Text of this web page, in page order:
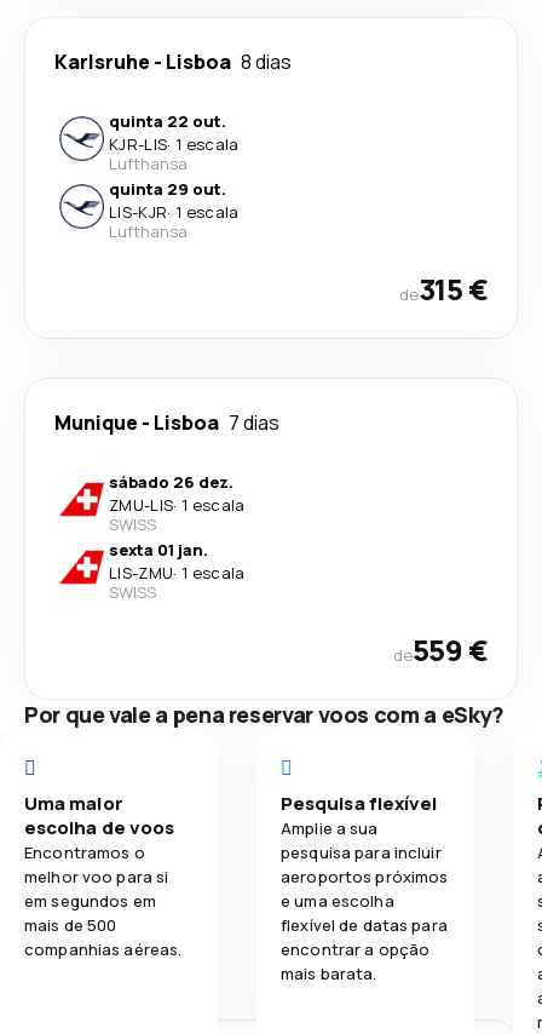
Karlsruhe - Lisboa 8 dias
quinta 22 out.
KJR-LIS· 1 escala
Lufthansa
quinta 29 out.
LIS-KJR· 1 escala
Lufthansa
de315 €
Munique - Lisboa 7 dias
sábado 26 dez.
ZMU-LIS· 1 escala
SWISS
sexta 01 jan.
LIS-ZMU· 1 escala
SWISS
de559 €
Por que vale a pena reservar voos com a eSky?
Uma maior
escolha de voos
Encontramos o
melhor voo para si
em segundos em
mais de 500
companhias aéreas.
Pesquisa flexível
Amplie a sua
pesquisa para incluir
aeroportos próximos
e uma escolha
flexível de datas para
encontrar a opção
mais barata.